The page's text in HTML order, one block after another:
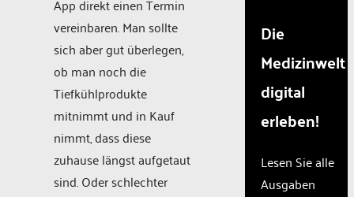
App direkt einen Termin
vereinbaren. Man sollte
sich aber gut überlegen,
ob man noch die
Tiefkühlprodukte
mitnimmt und in Kauf
nimmt, dass diese
zuhause längst aufgetaut
sind. Oder schlechter
Die
Medizinwelt
digital
erleben!
Lesen Sie alle
Ausgaben